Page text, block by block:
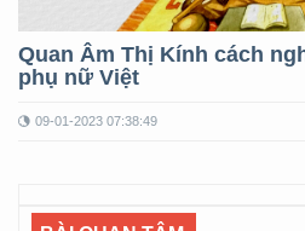
Quan Âm Thị Kính cách
phụ nữ Việt
09-01-2023 07:38:49